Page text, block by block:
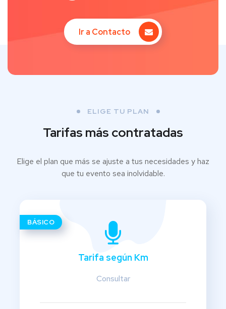
Ir a Contacto
ELIGE TU PLAN
Tarifas más contratadas
Elige el plan que más se ajuste a tus necesidades y haz
que tu evento sea inolvidable.
BÁSICO
Tarifa según Km
Consultar